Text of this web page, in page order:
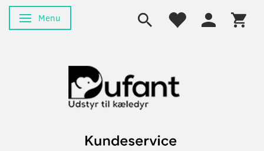
Skifte navigation
Menu